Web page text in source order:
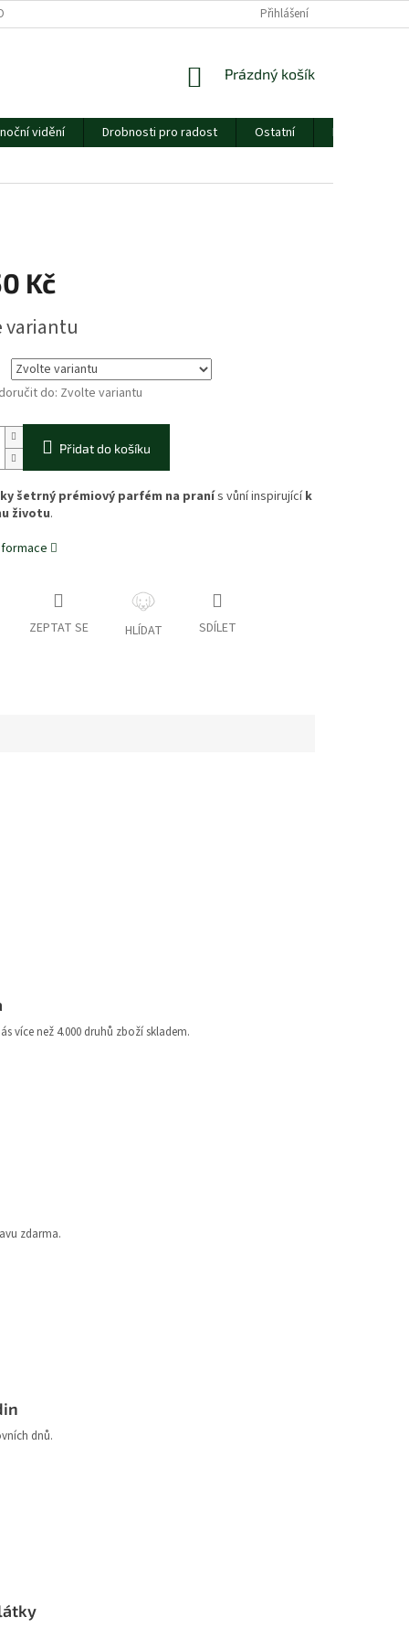
O NÁS
Přihlášení
NÁKUPNÍ
Prázdný košík
vidění Drobnosti pro radost Ostatní Dárkový
Kč
variantu
do: Zvolte variantu
Přidat do košíku
šetrný prémiový parfém na pranís vůní inspirujícík
životu.
ZEPTAT SE HLÍDAT SDÍLET
více než 4.000 druhů zboží skladem.
zdarma.
dnů.